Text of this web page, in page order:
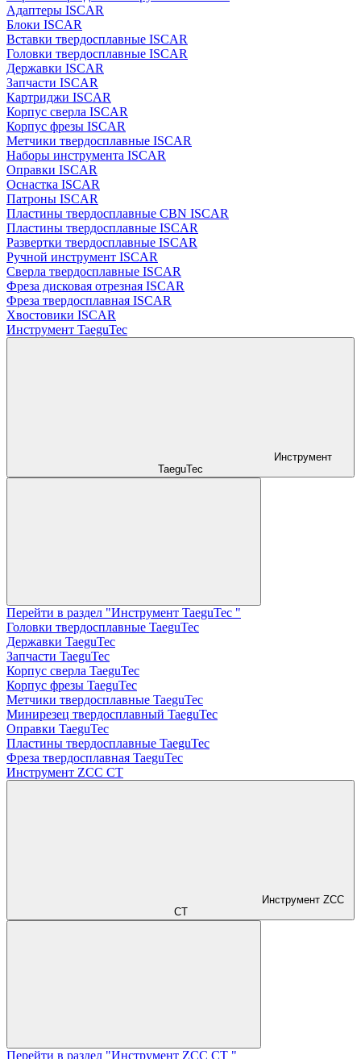
Адаптеры ISCAR
Блоки ISCAR
Вставки твердосплавные ISCAR
Головки твердосплавные ISCAR
Державки ISCAR
Запчасти ISCAR
Картриджи ISCAR
Корпус сверла ISCAR
Корпус фрезы ISCAR
Метчики твердосплавные ISCAR
Наборы инструмента ISCAR
Оправки ISCAR
Оснастка ISCAR
Патроны ISCAR
Пластины твердосплавные CBN ISCAR
Пластины твердосплавные ISCAR
Развертки твердосплавные ISCAR
Ручной инструмент ISCAR
Сверла твердосплавные ISCAR
Фреза дисковая отрезная ISCAR
Фреза твердосплавная ISCAR
Хвостовики ISCAR
Инструмент TaeguTec
Инструмент
TaeguTec
Перейти в раздел "Инструмент TaeguTec "
Головки твердосплавные TaeguTec
Державки TaeguTec
Запчасти TaeguTec
Корпус сверла TaeguTec
Корпус фрезы TaeguTec
Метчики твердосплавные TaeguTec
Минирезец твердосплавный TaeguTec
Оправки TaeguTec
Пластины твердосплавные TaeguTec
Фреза твердосплавная TaeguTec
Инструмент ZCС CT
Инструмент ZCС
CT
Перейти в раздел "Инструмент ZCС CT "